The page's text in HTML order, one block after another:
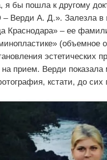
я бы пошла к другому
Верди А. Д.». Залезла в
Краснодара» – ее
(объемное
эстетических
на прием. Верди
кстати, до сих